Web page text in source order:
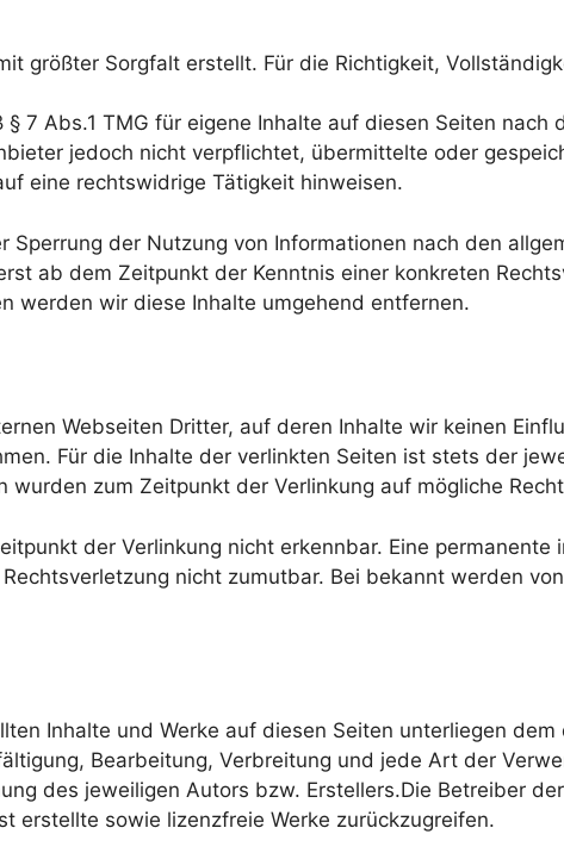
größter Sorgfalt erstellt. Für die Richtigkeit,
7 Abs.1 TMG für eigene Inhalte auf diesen Seiten
jedoch nicht verpflichtet, übermittelte oder
eine rechtswidrige Tätigkeit hinweisen.
Sperrung der Nutzung von Informationen nach den
ab dem Zeitpunkt der Kenntnis einer konkreten
werden wir diese Inhalte umgehend entfernen.
Webseiten Dritter, auf deren Inhalte wir keinen
Für die Inhalte der verlinkten Seiten ist stets der
wurden zum Zeitpunkt der Verlinkung auf mögliche
der Verlinkung nicht erkennbar. Eine
nicht zumutbar. Bei bekannt werden
Inhalte und Werke auf diesen Seiten unterliegen
Bearbeitung, Verbreitung und jede Art der
des jeweiligen Autors bzw. Erstellers.Die Betreiber
erstellte sowie lizenzfreie Werke zurückzugreifen.